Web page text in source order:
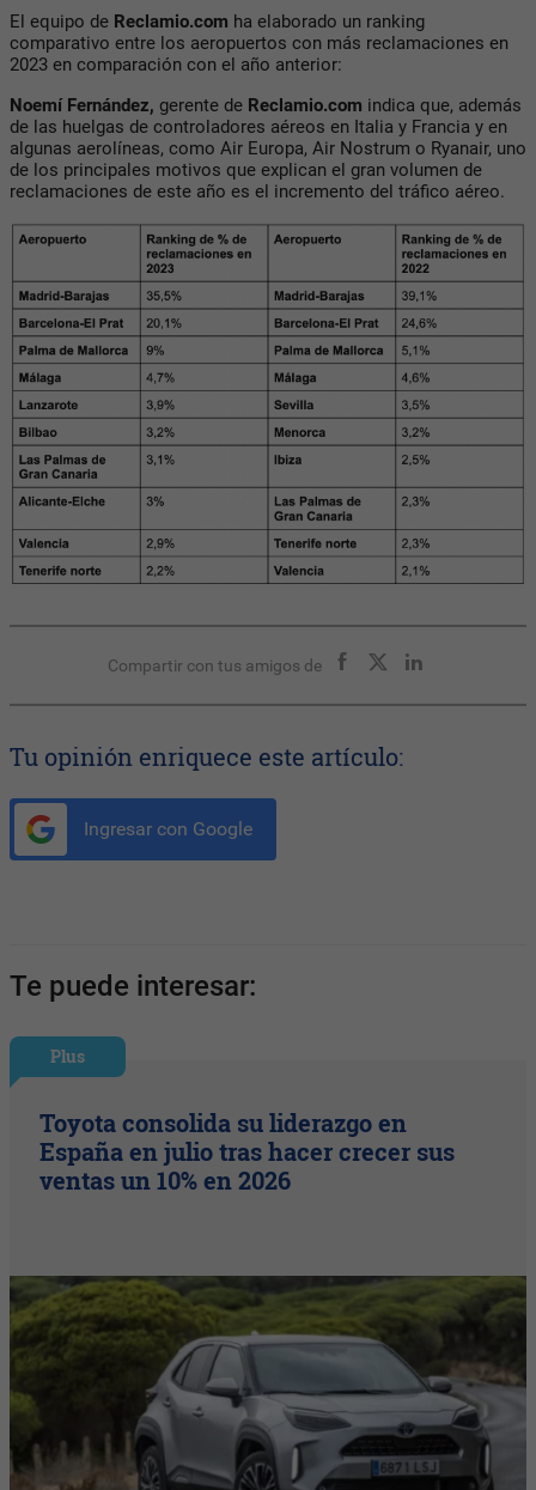
El equipo de Reclamio.com ha elaborado un ranking
comparativo entre los aeropuertos con más reclamaciones en
2023 en comparación con el año anterior:
Noemí Fernández, gerente de Reclamio.com indica que, además
de las huelgas de controladores aéreos en Italia y Francia y en
algunas aerolíneas, como Air Europa, Air Nostrum o Ryanair, uno
de los principales motivos que explican el gran volumen de
reclamaciones de este año es el incremento del tráfico aéreo.
Compartir con tus amigos de
Tu opinión enriquece este artículo:
Ingresar con Google
Te puede interesar:
Plus
Toyota consolida su liderazgo en
España en julio tras hacer crecer sus
ventas un 10% en 2026